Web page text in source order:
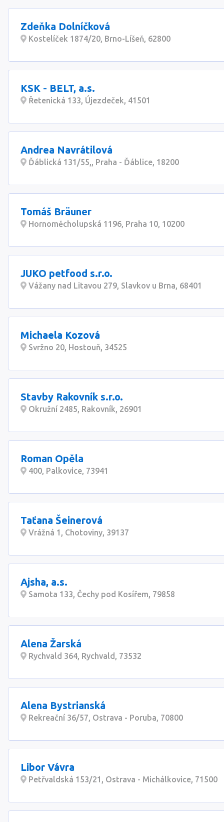
Zdeňka Dolníčková
Kostelíček 1874/20, Brno-Líšeň, 62800
KSK - BELT, a.s.
Řetenická 133, Újezdeček, 41501
Andrea Navrátilová
Ďáblická 131/55,, Praha - Ďáblice, 18200
Tomáš Bräuner
Hornoměcholupská 1196, Praha 10, 10200
JUKO petfood s.r.o.
Vážany nad Litavou 279, Slavkov u Brna, 68401
Michaela Kozová
Svržno 20, Hostouň, 34525
Stavby Rakovník s.r.o.
Okružní 2485, Rakovník, 26901
Roman Opěla
400, Palkovice, 73941
Taťana Šeinerová
Vrážná 1, Chotoviny, 39137
Ajsha, a.s.
Samota 133, Čechy pod Kosířem, 79858
Alena Žarská
Rychvald 364, Rychvald, 73532
Alena Bystrianská
Rekreační 36/57, Ostrava - Poruba, 70800
Libor Vávra
Petřvaldská 153/21, Ostrava - Michálkovice, 71500